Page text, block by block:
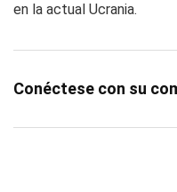
en la actual Ucrania.
Conéctese con su